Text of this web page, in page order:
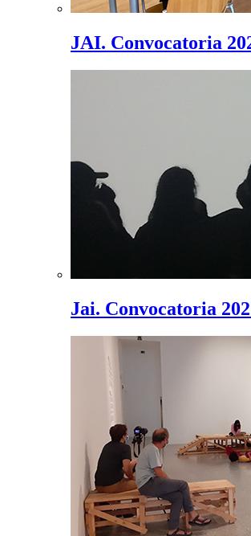
JAI. Convocatoria
Jai. Convocatoria